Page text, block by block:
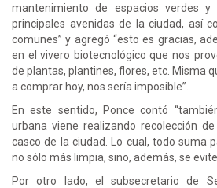
mantenimiento de espacios verdes y
principales avenidas de la ciudad, así
comunes” y agregó “esto es gracias,
en el vivero biotecnológico que nos
de plantas, plantines, flores, etc. Misma
a comprar hoy, nos sería imposible”.
En este sentido, Ponce contó
urbana viene realizando recolección
casco de la ciudad. Lo cual, todo suma
no sólo más limpia, sino, además, se
Por otro lado, el subsecretario de